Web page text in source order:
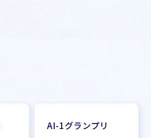
AI-1グランプリ